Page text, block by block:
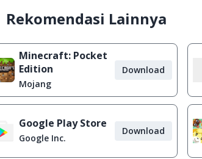
Rekomendasi Lainnya
Minecraft: Pocket
Edition
Mojang
Download
Google Play Store
Google Inc.
Download